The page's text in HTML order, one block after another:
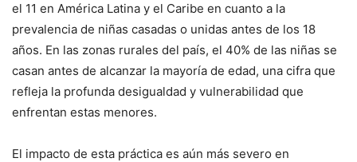
el 11 en América Latina y el Caribe en cuanto a la
prevalencia de niñas casadas o unidas antes de los 18
años. En las zonas rurales del país, el 40% de las niñas se
casan antes de alcanzar la mayoría de edad, una cifra que
refleja la profunda desigualdad y vulnerabilidad que
enfrentan estas menores.
El impacto de esta práctica es aún más severo en